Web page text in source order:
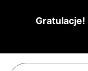
Gratulacje!